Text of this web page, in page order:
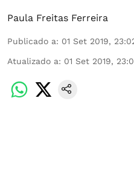
Paula Freitas Ferreira
Publicado a: 01 Set 2019,
Atualizado a: 01 Set 2019,